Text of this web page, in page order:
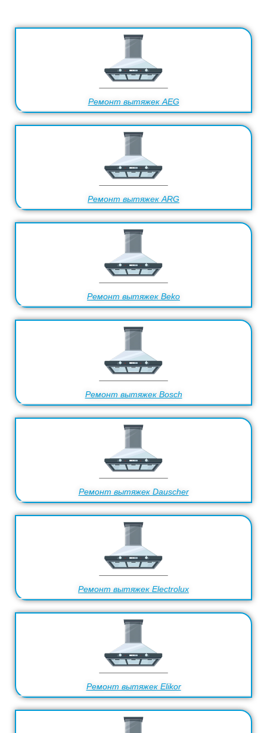
Ремонт вытяжек AEG
Ремонт вытяжек ARG
Ремонт вытяжек Beko
Ремонт вытяжек Bosch
Ремонт вытяжек Dauscher
Ремонт вытяжек Electrolux
Ремонт вытяжек Elikor